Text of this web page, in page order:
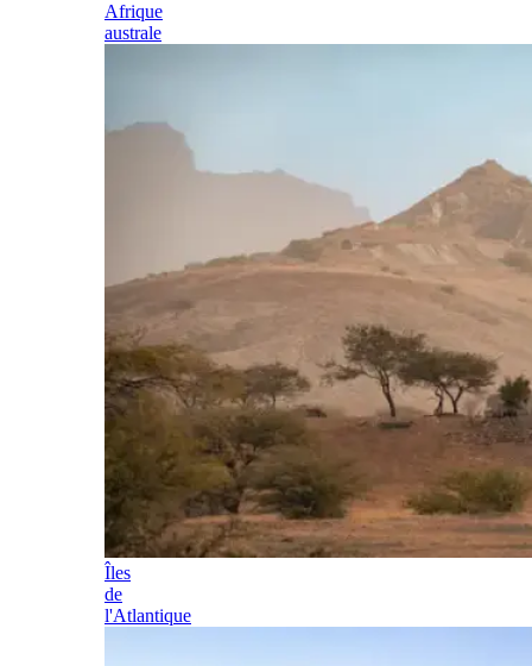
Afrique
australe
Îles
de
l'Atlantique